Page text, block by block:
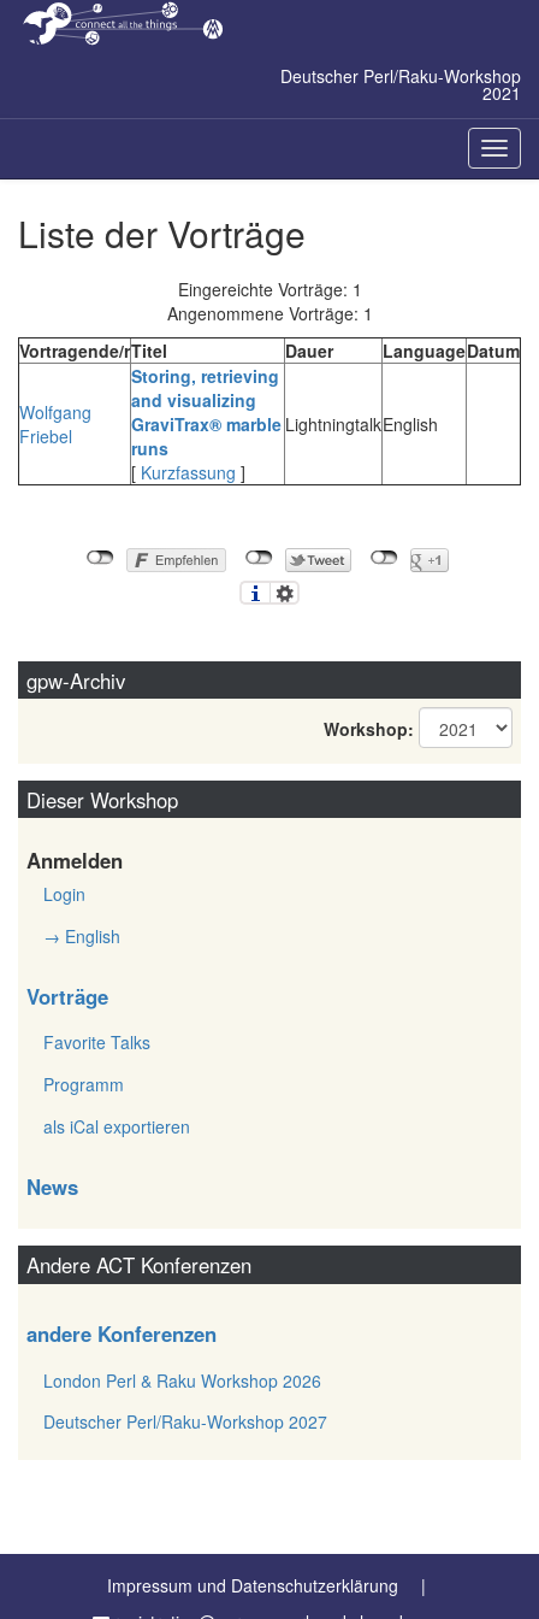
Zum
Inhalt
Deutscher Perl/Raku-Workshop
2021
ein-/
Liste der Vorträge
Eingereichte Vorträge: 1
Angenommene Vorträge: 1
Vortragende/rTitel Dauer LanguageDatum
Wolfgang
Friebel
‎Storing, retrieving
and visualizing
GraviTrax® marble
runs‎
[ Kurzfassung ]
LightningtalkEnglish
gpw-Archiv
Workshop:
Dieser Workshop
Anmelden
Login
→ English
Vorträge
Favorite Talks
Programm
als iCal exportieren
News
Andere ACT Konferenzen
andere Konferenzen
London Perl & Raku Workshop 2026
Deutscher Perl/Raku-Workshop 2027
Impressum und Datenschutzerklärung